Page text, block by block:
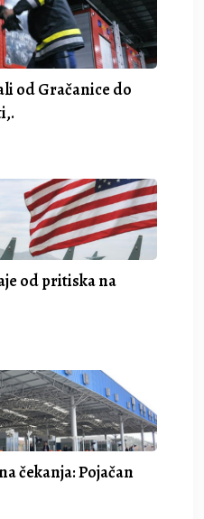
od Gračanice do
od pritiska na
čekanja: Pojačan